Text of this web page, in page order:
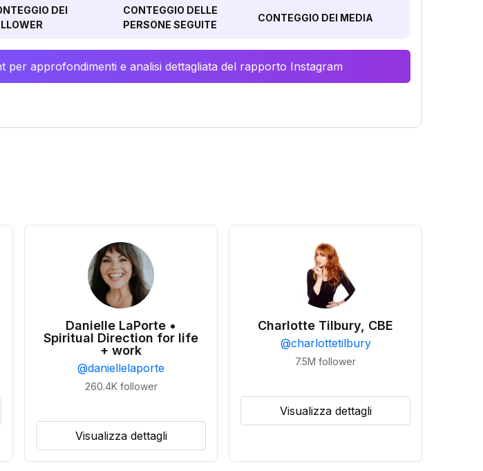
DEI
CONTEGGIO DELLE
PERSONE SEGUITE
CONTEGGIO DEI MEDIA
per approfondimenti e analisi dettagliata del rapporto Instagram
Danielle LaPorte •
Spiritual Direction for life
+ work
@daniellelaporte
260.4K follower
Visualizza dettagli
Charlotte Tilbury, CBE
@charlottetilbury
7.5M follower
Visualizza dettagli